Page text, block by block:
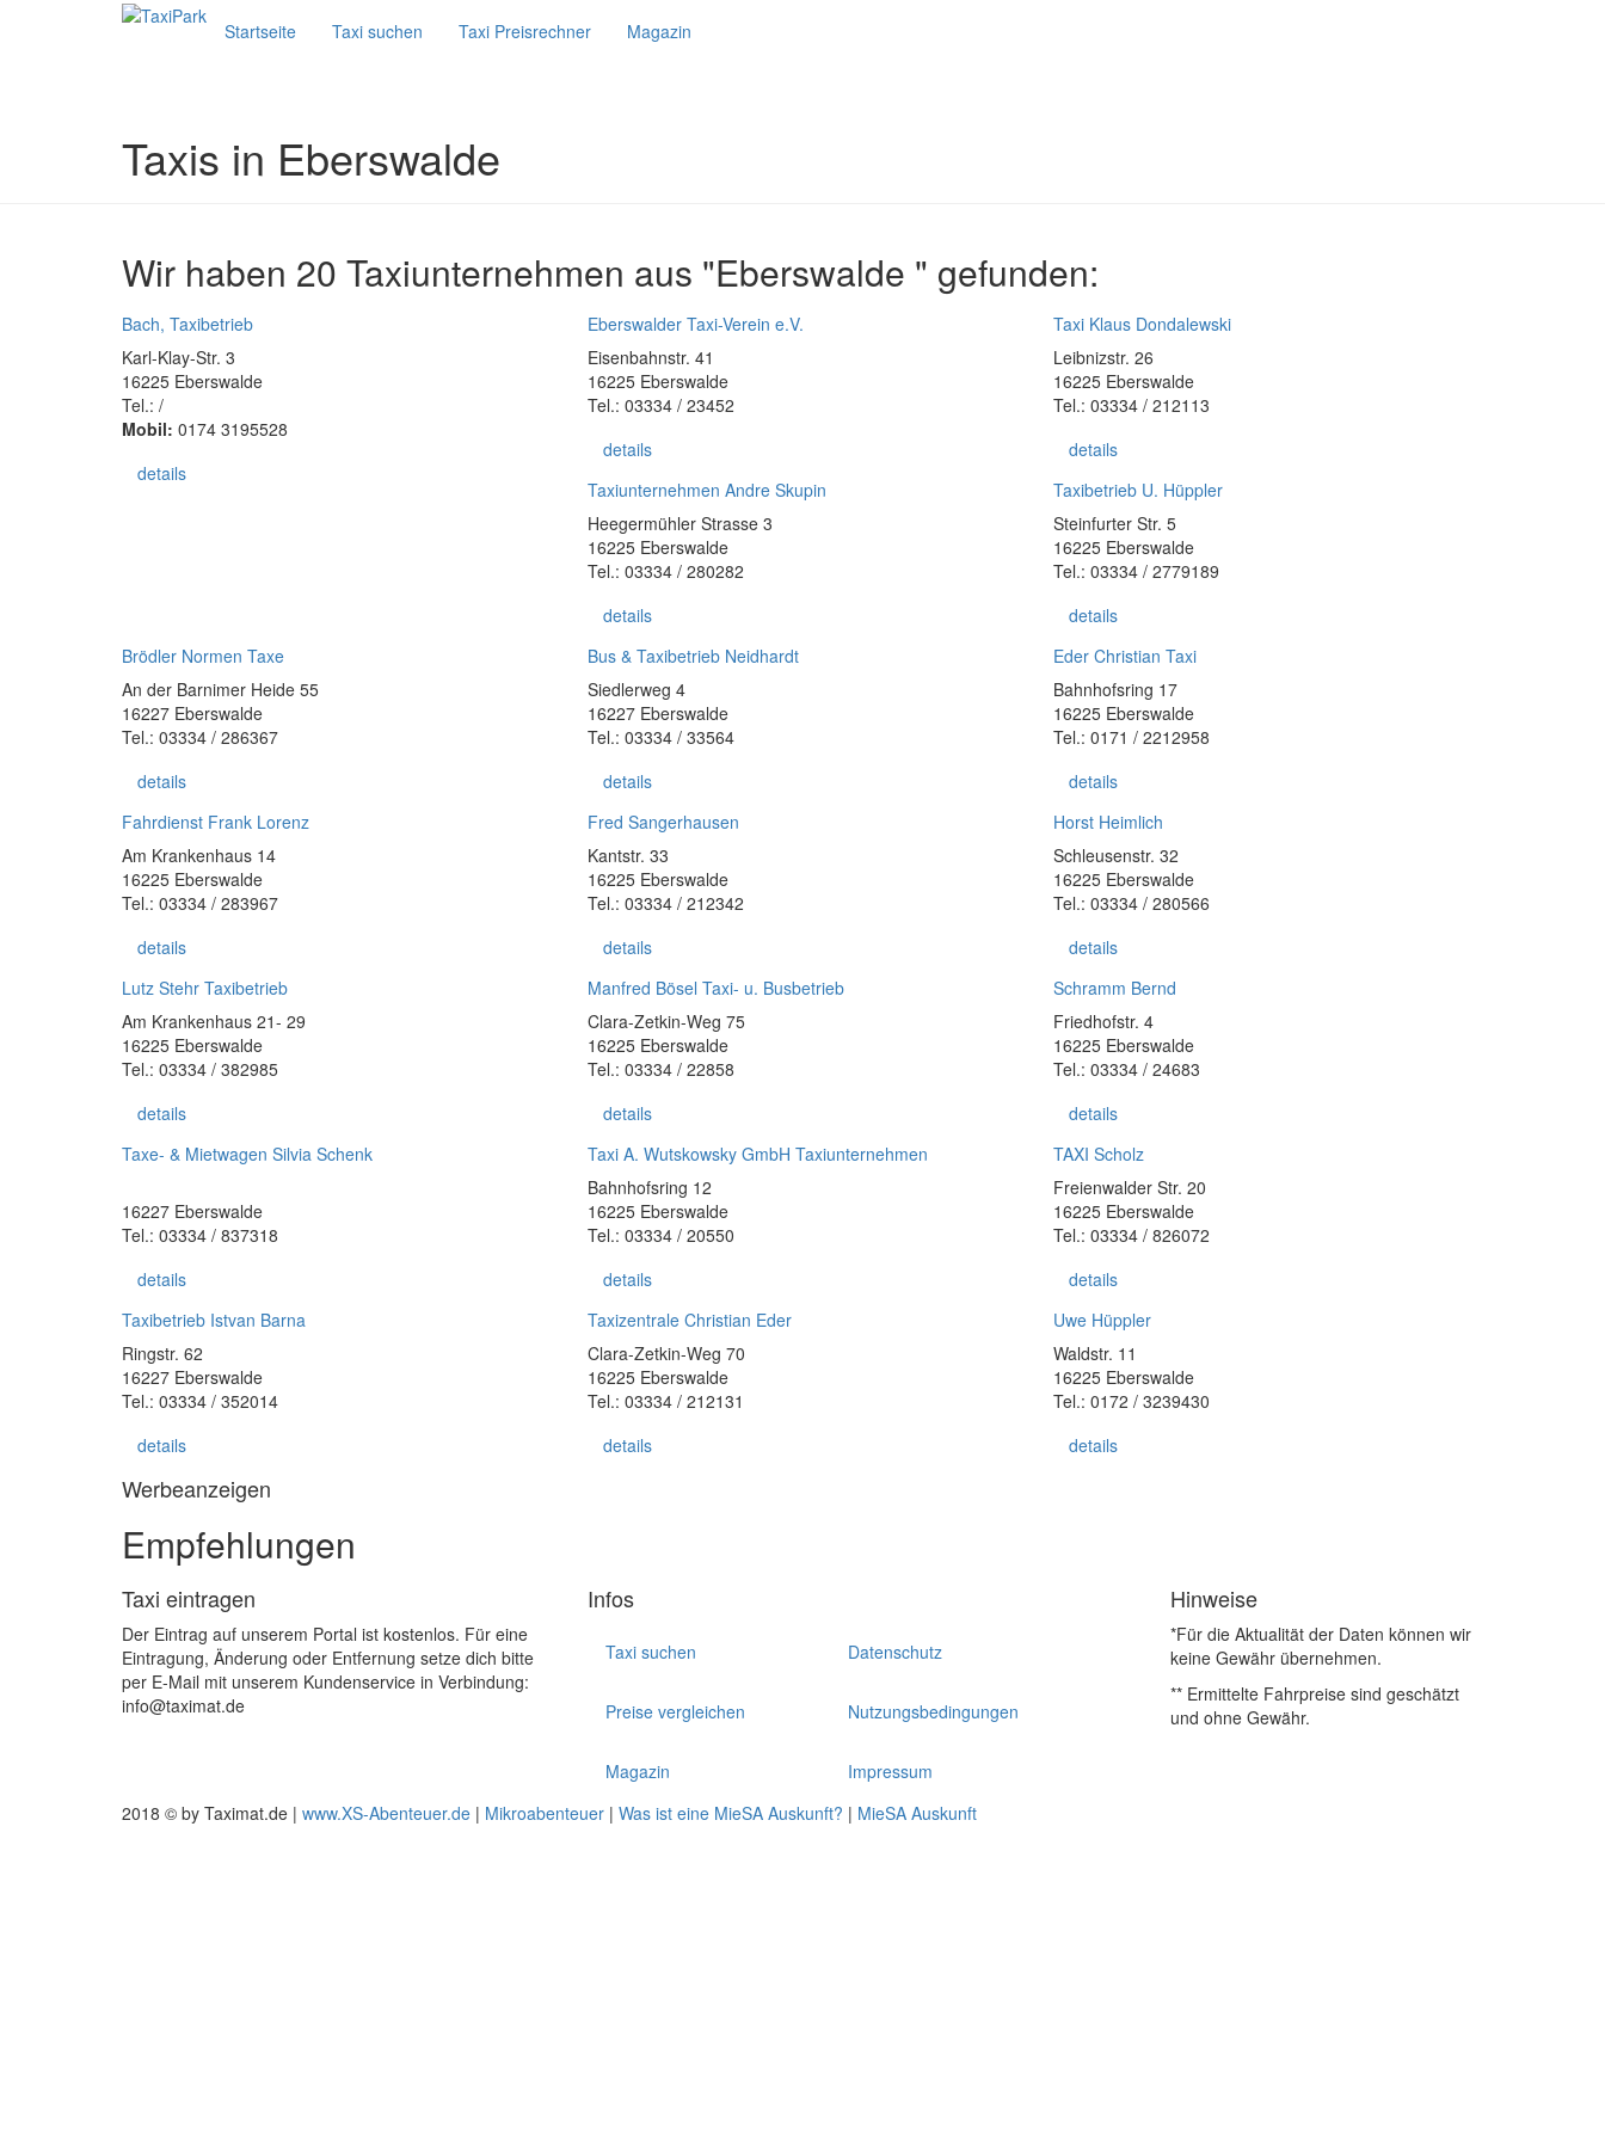
Startseite Taxi suchen Taxi Preisrechner Magazin
Taxis in Eberswalde
Wir haben 20 Taxiunternehmen aus "Eberswalde " gefunden:
Bach, Taxibetrieb
Karl-Klay-Str. 3
16225 Eberswalde
Tel.: /
Mobil: 0174 3195528
details
Eberswalder Taxi-Verein e.V.
Eisenbahnstr. 41
16225 Eberswalde
Tel.: 03334 / 23452
details
Taxi Klaus Dondalewski
Leibnizstr. 26
16225 Eberswalde
Tel.: 03334 / 212113
details
Taxiunternehmen Andre Skupin
Heegermühler Strasse 3
16225 Eberswalde
Tel.: 03334 / 280282
details
Taxibetrieb U. Hüppler
Steinfurter Str. 5
16225 Eberswalde
Tel.: 03334 / 2779189
details
Brödler Normen Taxe
An der Barnimer Heide 55
16227 Eberswalde
Tel.: 03334 / 286367
details
Bus & Taxibetrieb Neidhardt
Siedlerweg 4
16227 Eberswalde
Tel.: 03334 / 33564
details
Eder Christian Taxi
Bahnhofsring 17
16225 Eberswalde
Tel.: 0171 / 2212958
details
Fahrdienst Frank Lorenz
Am Krankenhaus 14
16225 Eberswalde
Tel.: 03334 / 283967
details
Fred Sangerhausen
Kantstr. 33
16225 Eberswalde
Tel.: 03334 / 212342
details
Horst Heimlich
Schleusenstr. 32
16225 Eberswalde
Tel.: 03334 / 280566
details
Lutz Stehr Taxibetrieb
Am Krankenhaus 21- 29
16225 Eberswalde
Tel.: 03334 / 382985
details
Manfred Bösel Taxi- u. Busbetrieb
Clara-Zetkin-Weg 75
16225 Eberswalde
Tel.: 03334 / 22858
details
Schramm Bernd
Friedhofstr. 4
16225 Eberswalde
Tel.: 03334 / 24683
details
Taxe- & Mietwagen Silvia Schenk
16227 Eberswalde
Tel.: 03334 / 837318
details
Taxi A. Wutskowsky GmbH Taxiunternehmen
Bahnhofsring 12
16225 Eberswalde
Tel.: 03334 / 20550
details
TAXI Scholz
Freienwalder Str. 20
16225 Eberswalde
Tel.: 03334 / 826072
details
Taxibetrieb Istvan Barna
Ringstr. 62
16227 Eberswalde
Tel.: 03334 / 352014
details
Taxizentrale Christian Eder
Clara-Zetkin-Weg 70
16225 Eberswalde
Tel.: 03334 / 212131
details
Uwe Hüppler
Waldstr. 11
16225 Eberswalde
Tel.: 0172 / 3239430
details
Werbeanzeigen
Empfehlungen
Taxi eintragen
Der Eintrag auf unserem Portal ist kostenlos. Für eine
Eintragung, Änderung oder Entfernung setze dich bitte
per E-Mail mit unserem Kundenservice in Verbindung:
info@taximat.de
Infos
Taxi suchen
Preise vergleichen
Magazin
Datenschutz
Nutzungsbedingungen
Impressum
Hinweise
*Für die Aktualität der Daten können wir
keine Gewähr übernehmen.
** Ermittelte Fahrpreise sind geschätzt
und ohne Gewähr.
2018 © by Taximat.de | www.XS-Abenteuer.de | Mikroabenteuer | Was ist eine MieSA Auskunft? | MieSA Auskunft